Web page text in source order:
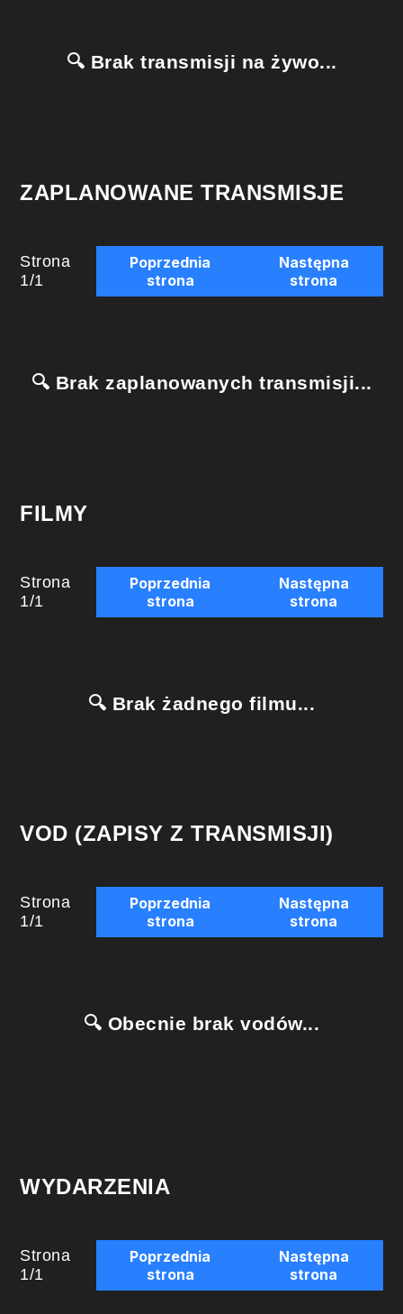
🔍 Brak transmisji na żywo...
ZAPLANOWANE TRANSMISJE
Strona
1/1
Poprzednia
strona
Następna
strona
🔍 Brak zaplanowanych transmisji...
FILMY
Strona
1/1
Poprzednia
strona
Następna
strona
🔍 Brak żadnego filmu...
VOD (ZAPISY Z TRANSMISJI)
Strona
1/1
Poprzednia
strona
Następna
strona
🔍 Obecnie brak vodów...
WYDARZENIA
Strona
1/1
Poprzednia
strona
Następna
strona